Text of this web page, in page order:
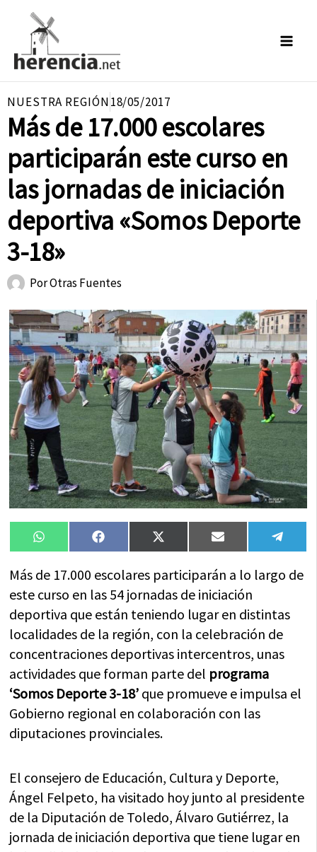
contenido
NUESTRA REGIÓN18/05/2017
Más de 17.000 escolares
participarán este curso en
las jornadas de iniciación
deportiva «Somos Deporte
3-18»
PorOtras Fuentes
Compartir
en
WhatsAppCompartir
en
FacebookCompartir
en
X
(Twitter)
Compartir
en
Email
en
Más de 17.000 escolares participarán a lo largo de
este curso en las 54 jornadas de iniciación
deportiva que están teniendo lugar en distintas
localidades de la región, con la celebración de
concentraciones deportivas intercentros, unas
actividades que forman parte del programa
‘Somos Deporte 3-18’ que promueve e impulsa el
Gobierno regional en colaboración con las
diputaciones provinciales.
El consejero de Educación, Cultura y Deporte,
Ángel Felpeto, ha visitado hoy junto al presidente
de la Diputación de Toledo, Álvaro Gutiérrez, la
jornada de iniciación deportiva que tiene lugar en